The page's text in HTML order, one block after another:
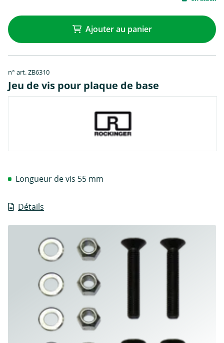
Ajouter au panier
n° art. ZB6310
Jeu de vis pour plaque de base
Détails
Longueur de vis 55 mm